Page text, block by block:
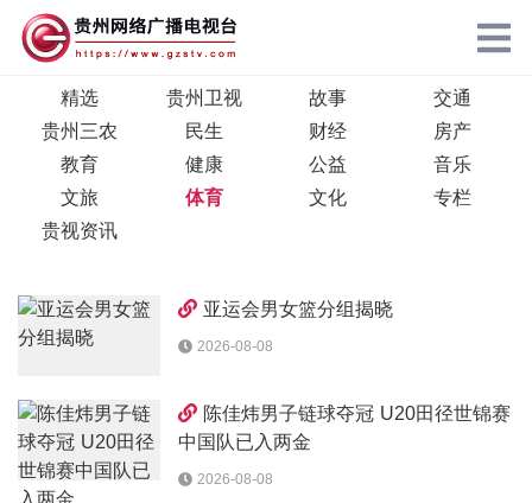
精选 贵州卫视 故事
交通
贵州三农
民生 财经
房产
教育
健康 公益
音乐
文旅
体育 文化
专栏
贵视资讯
亚运会男女篮分组揭晓
2026-08-08
陈佳炜男子链球夺冠 U20田径世锦赛
中国队已入两金
2026-08-08